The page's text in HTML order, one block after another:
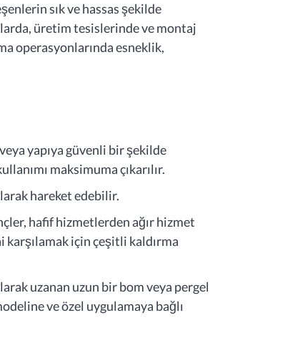
sık ve hassas şekilde
üretim tesislerinde ve montaj
operasyonlarında esneklik,
yapıya güvenli bir şekilde
maksimuma çıkarılır.
hareket edebilir.
hafif hizmetlerden ağır hizmet
için çeşitli kaldırma
uzanan uzun bir bom veya pergel
ve özel uygulamaya bağlı